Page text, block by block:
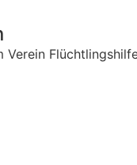
Verein